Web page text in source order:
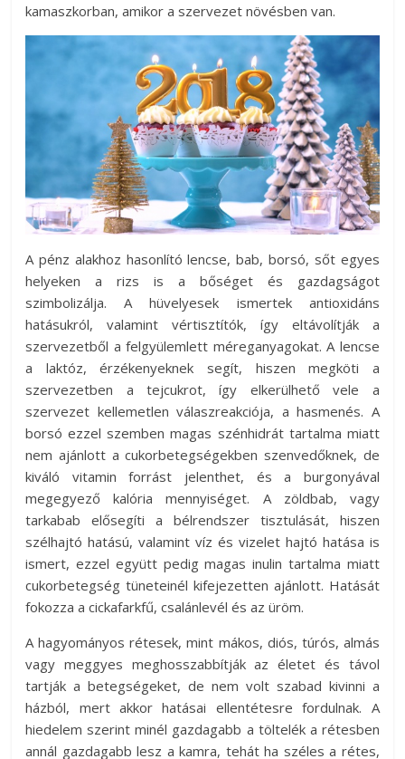
kamaszkorban, amikor a szervezet növésben van.
A pénz alakhoz hasonlító lencse, bab, borsó, sőt egyes
helyeken a rizs is a bőséget és gazdagságot
szimbolizálja. A hüvelyesek ismertek antioxidáns
hatásukról, valamint vértisztítók, így eltávolítják a
szervezetből a felgyülemlett méreganyagokat. A lencse
a laktóz, érzékenyeknek segít, hiszen megköti a
szervezetben a tejcukrot, így elkerülhető vele a
szervezet kellemetlen válaszreakciója, a hasmenés. A
borsó ezzel szemben magas szénhidrát tartalma miatt
nem ajánlott a cukorbetegségekben szenvedőknek, de
kiváló vitamin forrást jelenthet, és a burgonyával
megegyező kalória mennyiséget. A zöldbab, vagy
tarkabab elősegíti a bélrendszer tisztulását, hiszen
szélhajtó hatású, valamint víz és vizelet hajtó hatása is
ismert, ezzel együtt pedig magas inulin tartalma miatt
cukorbetegség tüneteinél kifejezetten ajánlott. Hatását
fokozza a cickafarkfű, csalánlevél és az üröm.
A hagyományos rétesek, mint mákos, diós, túrós, almás
vagy meggyes meghosszabbítják az életet és távol
tartják a betegségeket, de nem volt szabad kivinni a
házból, mert akkor hatásai ellentétesre fordulnak. A
hiedelem szerint minél gazdagabb a töltelék a rétesben
annál gazdagabb lesz a kamra, tehát ha széles a rétes,